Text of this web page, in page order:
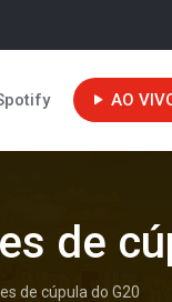
AO
de
de cúpula do G20